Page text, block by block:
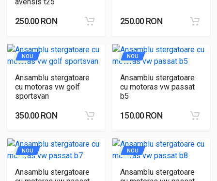
250.00 RON 250.00 RON
NOU
Ansamblu stergatoare
cu motoras vw golf
sportsvan
350.00 RON
NOU
Ansamblu stergatoare
cu motoras vw passat
b5
150.00 RON
NOU
Ansamblu stergatoare
NOU
Ansamblu stergatoare